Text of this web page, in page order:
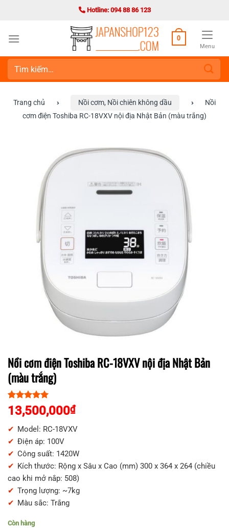
dung
Hotline: 094 88 86 123
0
Menu
Tìm
kiếm:
Trang chủ › Nồi cơm, Nồi chiên không dầu ›
Nồi
cơm điện Toshiba RC-18VXV nội địa Nhật Bản (màu trắng)
Nồi cơm điện Toshiba RC-18VXV nội địa Nhật Bản
(màu trắng)
5.00 trên 5
dựa trên
1
13,500,000₫
Model: RC-18VXV
Điện áp: 100V
Công suất: 1420W
Kích thước: Rộng x Sâu x Cao (mm) 300 x 364 x 264 (chiều
cao khi mở nắp: 508)
Trọng lượng: ~7kg
Màu sắc: Trắng
Còn hàng